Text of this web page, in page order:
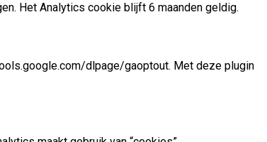
Het Analytics cookie blijft 6 maanden geldig.
dlpage/gaoptout. Met deze plugin